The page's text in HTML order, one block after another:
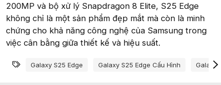
200MP và bộ xử lý Snapdragon 8 Elite, S25 Edge
không chỉ là một sản phẩm đẹp mắt mà còn là minh
chứng cho khả năng công nghệ của Samsung trong
việc cân bằng giữa thiết kế và hiệu suất.
Từ khóa
Galaxy S25 Edge Galaxy S25 Edge Cấu Hình Galaxy